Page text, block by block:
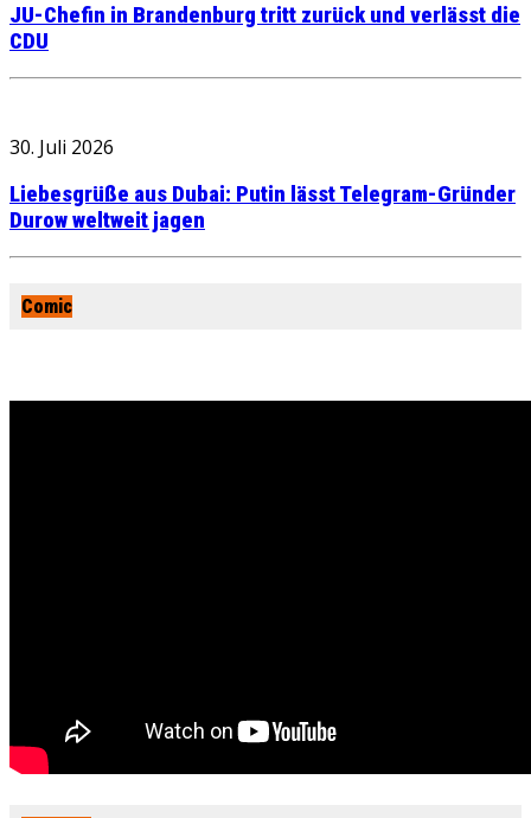
JU-Chefin in Brandenburg tritt zurück und verlässt die
CDU
30. Juli 2026
Liebesgrüße aus Dubai: Putin lässt Telegram-Gründer
Durow weltweit jagen
Comic